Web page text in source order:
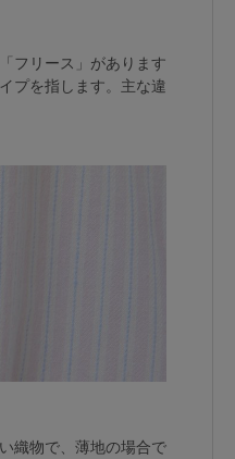
フリース」があります
プを指します。主な違
織物で、薄地の場合で